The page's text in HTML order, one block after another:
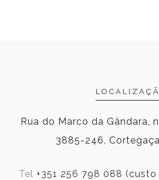
Rua do Marco da Gândara,
3885-246,
Tel +351 256 798 088